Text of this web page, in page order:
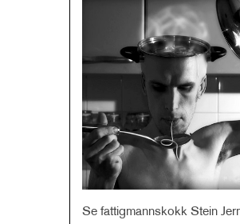
Se fattigmannskokk Stein